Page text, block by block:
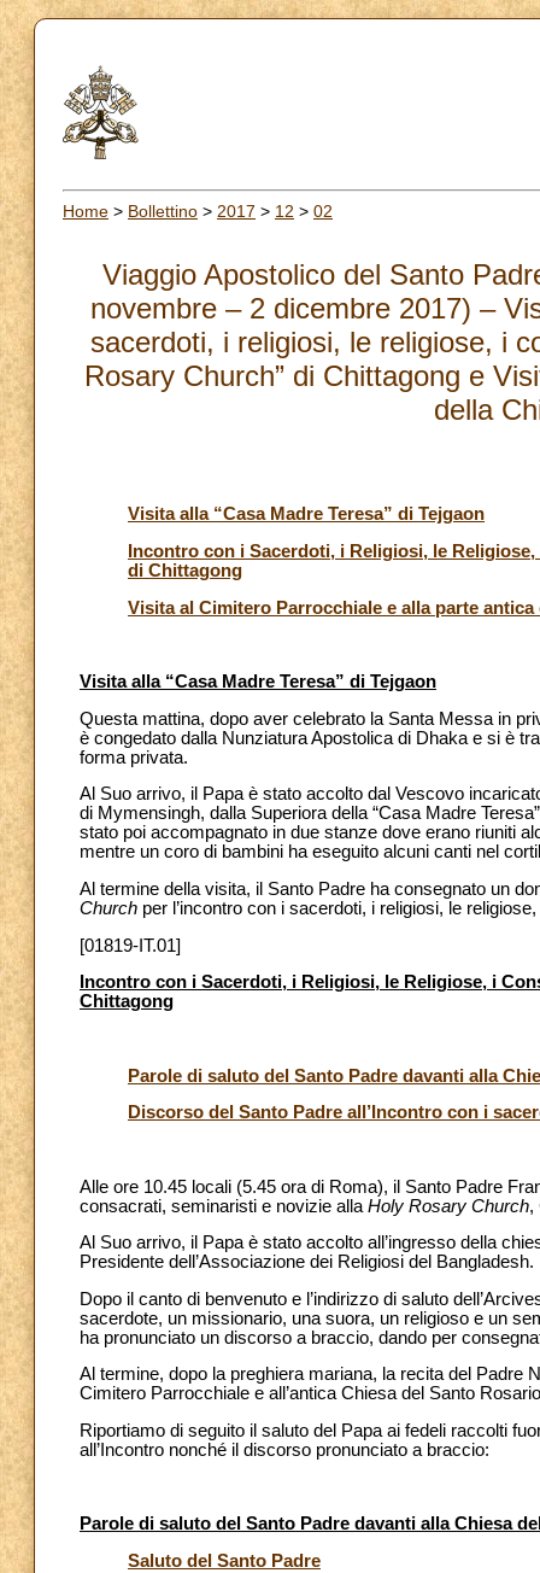
Home > Bollettino > 2017 > 12 > 02
Viaggio Apostolico del Santo
novembre – 2 dicembre 2017) –
sacerdoti, i religiosi, le religiose, i
Rosary Church” di Chittagong e
della
Visita alla “Casa Madre Teresa” di Tejgaon
Incontro con i Sacerdoti, i Religiosi, le
di Chittagong
Visita al Cimitero Parrocchiale e alla parte antica
Visita alla “Casa Madre Teresa” di Tejgaon
Questa mattina, dopo aver celebrato la Santa Messa in
è congedato dalla Nunziatura Apostolica di Dhaka e si è
forma privata.
Al Suo arrivo, il Papa è stato accolto dal Vescovo
di Mymensingh, dalla Superiora della “Casa Madre
stato poi accompagnato in due stanze dove erano riuniti
mentre un coro di bambini ha eseguito alcuni canti nel
Al termine della visita, il Santo Padre ha consegnato un
Church per l’incontro con i sacerdoti, i religiosi, le
[01819-IT.01]
Incontro con i Sacerdoti, i Religiosi, le Religiose, i
Chittagong
Parole di saluto del Santo Padre davanti alla
Discorso del Santo Padre all’Incontro con i
Alle ore 10.45 locali (5.45 ora di Roma), il Santo Padre
consacrati, seminaristi e novizie alla Holy Rosary Church,
Al Suo arrivo, il Papa è stato accolto all’ingresso della
Presidente dell’Associazione dei Religiosi del
Dopo il canto di benvenuto e l’indirizzo di saluto
sacerdote, un missionario, una suora, un religioso e un
ha pronunciato un discorso a braccio, dando per
Al termine, dopo la preghiera mariana, la recita del Padre
Cimitero Parrocchiale e all’antica Chiesa del Santo
Riportiamo di seguito il saluto del Papa ai fedeli raccolti
all’Incontro nonché il discorso pronunciato a braccio:
Parole di saluto del Santo Padre davanti alla Chiesa
Saluto del Santo Padre